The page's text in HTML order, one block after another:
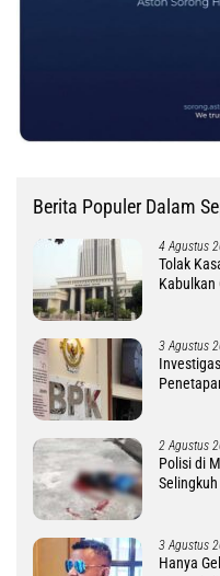
Berita Populer Dalam
4 Agustus
Tolak
Kabulkan
3 Agustus
2 Agustus
Polisi di
3 Agustus
Hanya